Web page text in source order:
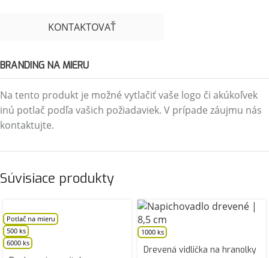
KONTAKTOVAŤ
BRANDING NA MIERU
Na tento produkt je možné vytlačiť vaše logo či akúkoľvek
inú potlač podľa vašich požiadaviek. V prípade záujmu nás
kontaktujte.
Súvisiace produkty
Potlač na mieru
500 ks
6000 ks
1000 ks
Drevená vidlička na hranolky